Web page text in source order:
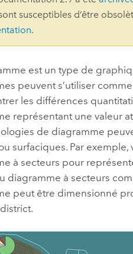
susceptibles d’être
.
est un type de
peuvent s’utiliser
les différences
représentant une valeur
de diagramme
surfaciques. Par
à secteurs pour
diagramme à secteurs
peut être dimensionné